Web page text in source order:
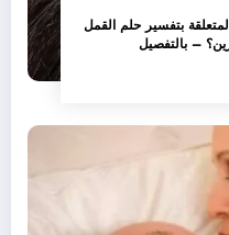
بتفسير حلم القمل
– بالتفصيل